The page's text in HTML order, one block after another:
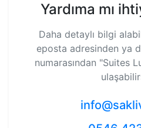
Yardıma mı
Daha detaylı bilgi
eposta adresinden ya
numarasından "Suites